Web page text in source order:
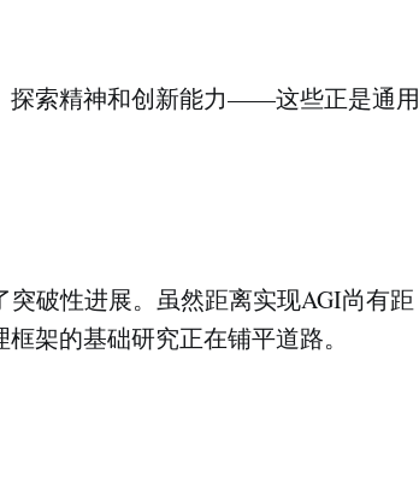
探索精神和创新能力——这些正是通用
破性进展。虽然距离实现AGI尚有距
架的基础研究正在铺平道路。